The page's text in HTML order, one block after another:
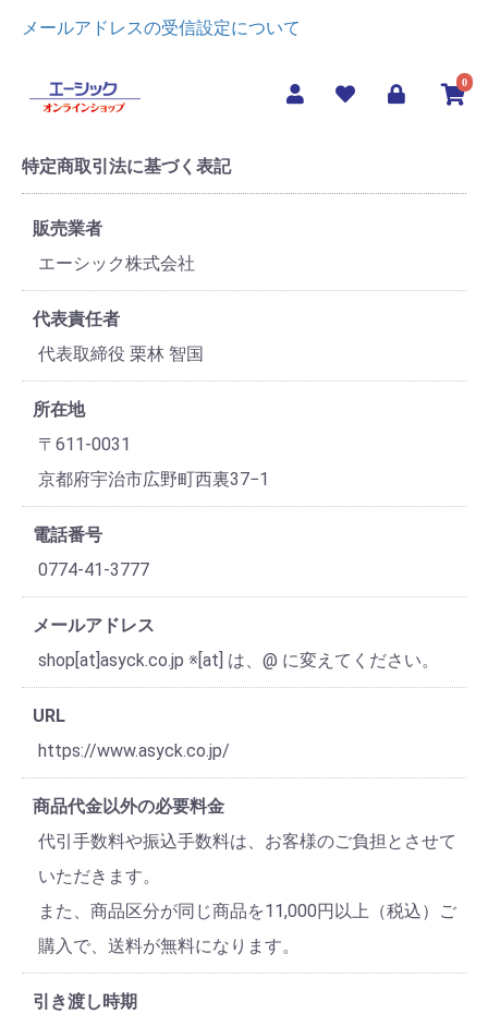
メールアドレスの受信設定について
0
特定商取引法に基づく表記
販売業者
エーシック株式会社
代表責任者
代表取締役 栗林 智国
所在地
〒611-0031
京都府宇治市広野町西裏37−1
電話番号
0774-41-3777
メールアドレス
shop[at]asyck.co.jp ※[at] は、@ に変えてください。
URL
https://www.asyck.co.jp/
商品代金以外の必要料金
代引手数料や振込手数料は、お客様のご負担とさせて
いただきます。
また、商品区分が同じ商品を11,000円以上（税込）ご
購入で、送料が無料になります。
引き渡し時期